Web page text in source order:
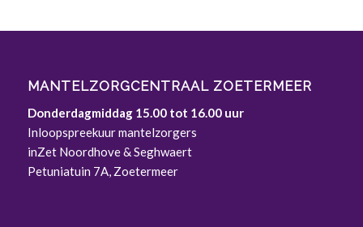
MANTELZORGCENTRAAL ZOETERMEER
Donderdagmiddag 15.00 tot 16.00 uur
Inloopspreekuur mantelzorgers
inZet Noordhove & Seghwaert
Petuniatuin 7A, Zoetermeer